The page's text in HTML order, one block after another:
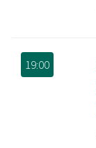
19:00